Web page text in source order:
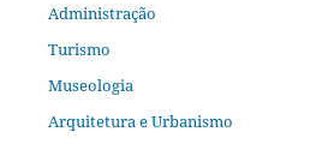
Administração
Turismo
Museologia
Arquitetura e Urbanismo